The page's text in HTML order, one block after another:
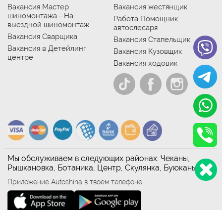
Вакансия Мастер
шиномонтажа - На
выездной шиномонтаж
Вакансия Сварщика
Вакансия в Детейлинг
центре
Вакансия жестянщик
Работа Помощник
автослесаря
Вакансия Стапельщик
Вакансия Кузовщик
Вакансия ходовик
Мы обслуживаем в следующих районах: Чеканы,
Рышкановка, Ботаника, Центр, Скулянка, Буюканы
Приложение Autoshina в твоем телефоне